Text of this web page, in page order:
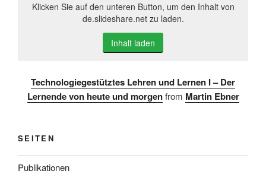
Klicken Sie auf den unteren Button, um den Inhalt von
de.slideshare.net zu laden.
Inhalt laden
Technologiegestütztes Lehren und Lernen I – Der
Lernende von heute und morgen from Martin Ebner
SEITEN
Publikationen